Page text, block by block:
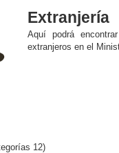
Extranjería
Aquí podrá
extranjeros en el
12)